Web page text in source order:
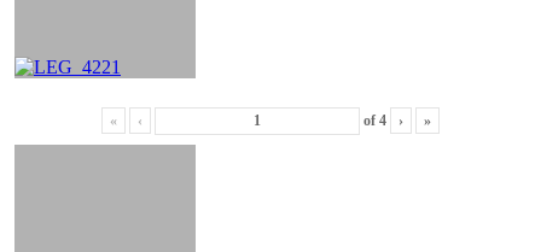
« ‹ of 4 › »